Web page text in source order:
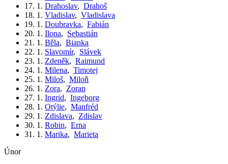
17. 1. Drahoslav, Drahoš
18. 1. Vladislav, Vladislava
19. 1. Doubravka, Fabián
20. 1. Ilona, Sebastián
21. 1. Běla, Bianka
22. 1. Slavomír, Slávek
23. 1. Zdeněk, Raimund
24. 1. Milena, Timotej
25. 1. Miloš, Miloň
26. 1. Zora, Zoran
27. 1. Ingrid, Ingeborg
28. 1. Otýlie, Manfréd
29. 1. Zdislava, Zdislav
30. 1. Robin, Erna
31. 1. Marika, Marieta
únor